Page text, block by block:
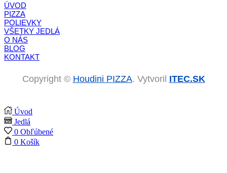
ÚVOD
PIZZA
POLIEVKY
VŠETKY JEDLÁ
O NÁS
BLOG
KONTAKT
Copyright © Houdini PIZZA. Vytvoril ITEC.SK
Úvod
Jedlá
0 Obľúbené
0 Košík